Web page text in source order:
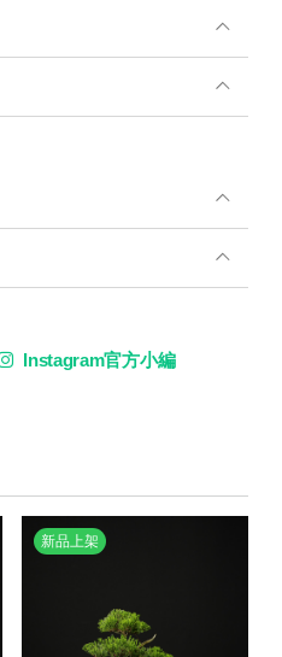
Instagram官方小編
新品上架